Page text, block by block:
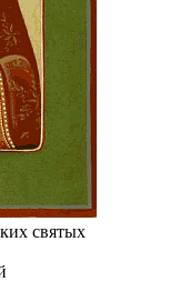
святых